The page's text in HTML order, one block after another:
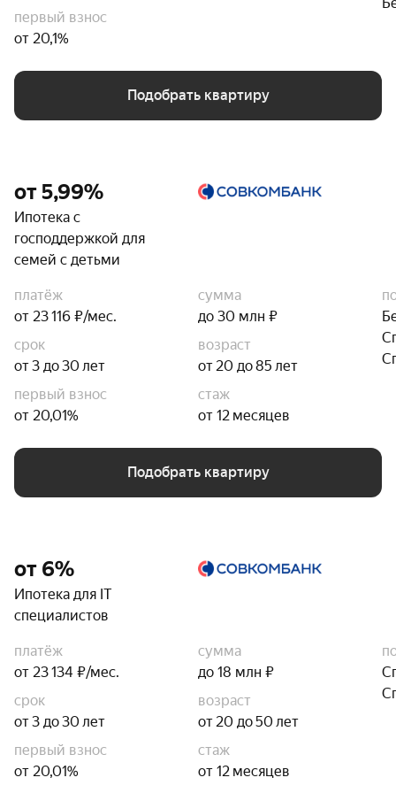
первый взнос
от 20,1%
Подобрать квартиру
от 5,99%
Ипотека с
господдержкой для
семей с детьми
платёж
от 23 116 ₽/мес.
сумма
до 30 млн ₽
срок
от 3 до 30 лет
возраст
от 20 до 85 лет
первый взнос
от 20,01%
стаж
от 12 месяцев
Подобрать квартиру
от 6%
Ипотека для IT
специалистов
платёж
от 23 134 ₽/мес.
сумма
до 18 млн ₽
срок
от 3 до 30 лет
возраст
от 20 до 50 лет
первый взнос
от 20,01%
стаж
от 12 месяцев